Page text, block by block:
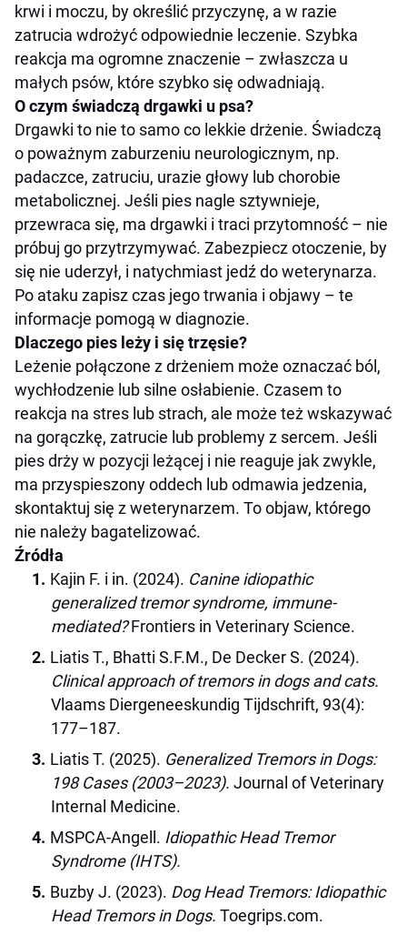
krwi i moczu, by określić przyczynę, a w razie
zatrucia wdrożyć odpowiednie leczenie. Szybka
reakcja ma ogromne znaczenie – zwłaszcza u
małych psów, które szybko się odwadniają.
O czym świadczą drgawki u psa?
Drgawki to nie to samo co lekkie drżenie. Świadczą
o poważnym zaburzeniu neurologicznym, np.
padaczce, zatruciu, urazie głowy lub chorobie
metabolicznej. Jeśli pies nagle sztywnieje,
przewraca się, ma drgawki i traci przytomność – nie
próbuj go przytrzymywać. Zabezpiecz otoczenie, by
się nie uderzył, i natychmiast jedź do weterynarza.
Po ataku zapisz czas jego trwania i objawy – te
informacje pomogą w diagnozie.
Dlaczego pies leży i się trzęsie?
Leżenie połączone z drżeniem może oznaczać ból,
wychłodzenie lub silne osłabienie. Czasem to
reakcja na stres lub strach, ale może też wskazywać
na gorączkę, zatrucie lub problemy z sercem. Jeśli
pies drży w pozycji leżącej i nie reaguje jak zwykle,
ma przyspieszony oddech lub odmawia jedzenia,
skontaktuj się z weterynarzem. To objaw, którego
nie należy bagatelizować.
Źródła
Kajin F. i in. (2024). Canine idiopathic
generalized tremor syndrome, immune-
mediated?Frontiers in Veterinary Science.
Liatis T., Bhatti S.F.M., De Decker S. (2024).
Clinical approach of tremors in dogs and cats.
Vlaams Diergeneeskundig Tijdschrift, 93(4):
177–187.
Liatis T. (2025). Generalized Tremors in Dogs:
198 Cases (2003–2023). Journal of Veterinary
Internal Medicine.
MSPCA-Angell. Idiopathic Head Tremor
Syndrome (IHTS).
Buzby J. (2023). Dog Head Tremors: Idiopathic
Head Tremors in Dogs. Toegrips.com.